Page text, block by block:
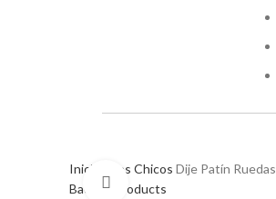
Inicio Dijes Chicos Dije Patín Ruedas
Back to productsClick to enlarge